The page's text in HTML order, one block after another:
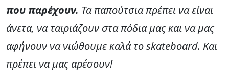
που παρέχουν. Τα παπούτσια πρέπει να είναι
άνετα, να ταιριάζουν στα πόδια μας και να μας
αφήνουν να νιώθουμε καλά το skateboard. Και
πρέπει να μας αρέσουν!